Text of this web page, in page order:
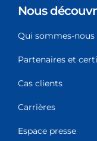
Nous
Qui sommes-nous
Partenaires et
Cas clients
Carrières
Espace presse